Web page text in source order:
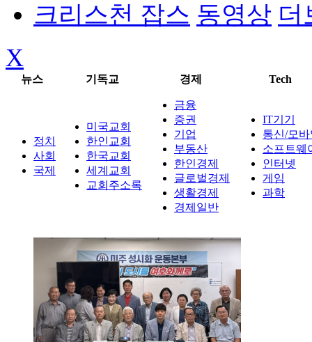
크리스천 잡스 동영상 더
X
뉴스 기독교 경제 Tech
정치
사회
국제
미국교회
한인교회
한국교회
세계교회
교회주소록
금융
증권
기업
부동산
한인경제
글로벌경제
생활경제
경제일반
IT기기
통신/모
소프트웨
인터넷
게임
과학